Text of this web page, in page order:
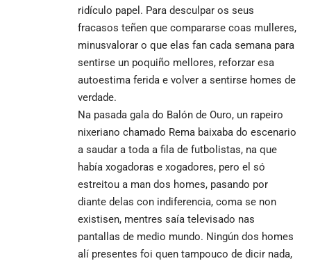
ridículo papel. Para desculpar os seus
fracasos teñen que compararse coas mulleres,
minusvalorar o que elas fan cada semana para
sentirse un poquiño mellores, reforzar esa
autoestima ferida e volver a sentirse homes de
verdade.
Na pasada gala do Balón de Ouro, un rapeiro
nixeriano chamado Rema baixaba do escenario
a saudar a toda a fila de futbolistas, na que
había xogadoras e xogadores, pero el só
estreitou a man dos homes, pasando por
diante delas con indiferencia, coma se non
existisen, mentres saía televisado nas
pantallas de medio mundo. Ningún dos homes
alí presentes foi quen tampouco de dicir nada,